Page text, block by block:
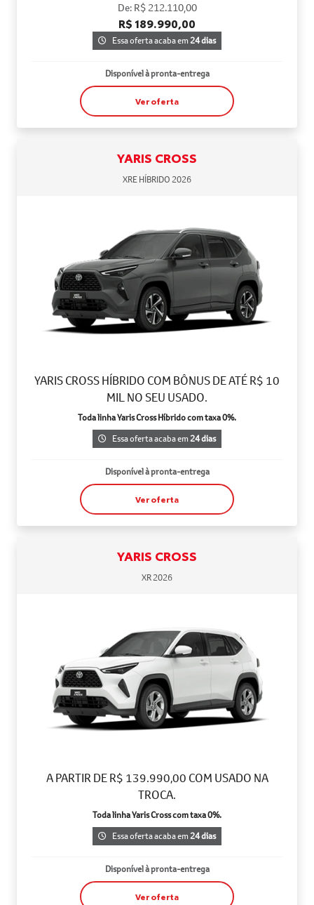
De: R$ 212.110,00
R$ 189.990,00
Essa oferta acaba em24 dias
Disponível à pronta-entrega
Ver oferta
YARIS CROSS
XRE HÍBRIDO 2026
YARIS CROSS HÍBRIDO COM BÔNUS DE ATÉ R$ 10
MIL NO SEU USADO.
Toda linha Yaris Cross Híbrido com taxa 0%.
Essa oferta acaba em24 dias
Disponível à pronta-entrega
Ver oferta
YARIS CROSS
XR 2026
A PARTIR DE R$ 139.990,00 COM USADO NA
TROCA.
Toda linha Yaris Cross com taxa 0%.
Essa oferta acaba em24 dias
Disponível à pronta-entrega
Ver oferta